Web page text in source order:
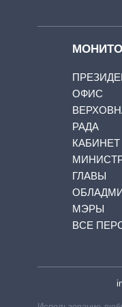
ОФИС
РАДА
КАБИНЕТ
ГЛАВЫ
МЭРЫ
ВСЕ